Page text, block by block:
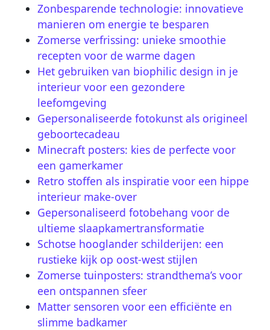
Zonbesparende technologie: innovatieve
manieren om energie te besparen
Zomerse verfrissing: unieke smoothie
recepten voor de warme dagen
Het gebruiken van biophilic design in je
interieur voor een gezondere
leefomgeving
Gepersonaliseerde fotokunst als origineel
geboortecadeau
Minecraft posters: kies de perfecte voor
een gamerkamer
Retro stoffen als inspiratie voor een hippe
interieur make-over
Gepersonaliseerd fotobehang voor de
ultieme slaapkamertransformatie
Schotse hooglander schilderijen: een
rustieke kijk op oost-west stijlen
Zomerse tuinposters: strandthema’s voor
een ontspannen sfeer
Matter sensoren voor een efficiënte en
slimme badkamer